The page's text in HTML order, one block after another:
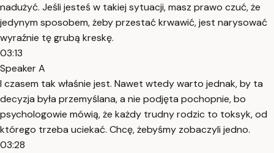
nadużyć. Jeśli jesteś w takiej sytuacji, masz prawo czuć, że
jedynym sposobem, żeby przestać krwawić, jest narysować
wyraźnie tę grubą kreskę.
03:13
Speaker A
I czasem tak właśnie jest. Nawet wtedy warto jednak, by ta
decyzja była przemyślana, a nie podjęta pochopnie, bo
psychologowie mówią, że każdy trudny rodzic to toksyk, od
którego trzeba uciekać. Chcę, żebyśmy zobaczyli jedno.
03:28